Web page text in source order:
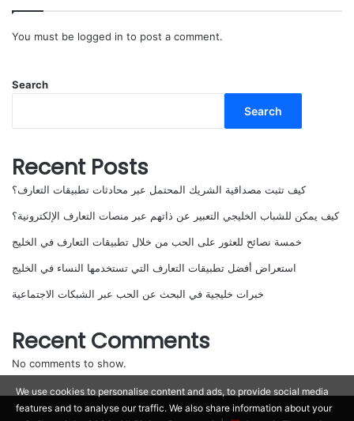
You must be logged in to post a comment.
Search
Search
Recent Posts
كيف تثبت مصداقية الشريك المحتمل عبر محادثات تطبيقات التعارف؟
كيف يمكن للشباب الخليجي التعبير عن ذاتهم عبر منصات التعارف الإلكترونية؟
خمسة نصائح للعثور على الحب من خلال تطبيقات التعارف في الخليج
استعراض أفضل تطبيقات التعارف التي تستخدمها النساء في الخليج
خبرات خليجية في البحث عن الحب عبر الشبكات الاجتماعية
Recent Comments
No comments to show.
We use cookies to personalise content and ads, to provide social media
features and to analyse our traffic. We also share information about your